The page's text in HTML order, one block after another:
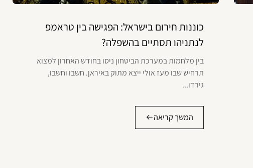
כוננות חירום בישראל: הפגישה בין טראמפ
לנתניהו תסתיים בהשפלה?
בין מלחמות במערכת הביטחון ניסו בחודש האחרון למצוא
תרחיש שבו מעז אולי ייצא מתוק באיראן. חשבו וחשבו,
גירדו...
המשך קריאה